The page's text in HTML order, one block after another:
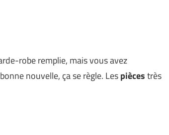
robe remplie, mais vous avez
nouvelle, ça se règle. Lespiècestrès